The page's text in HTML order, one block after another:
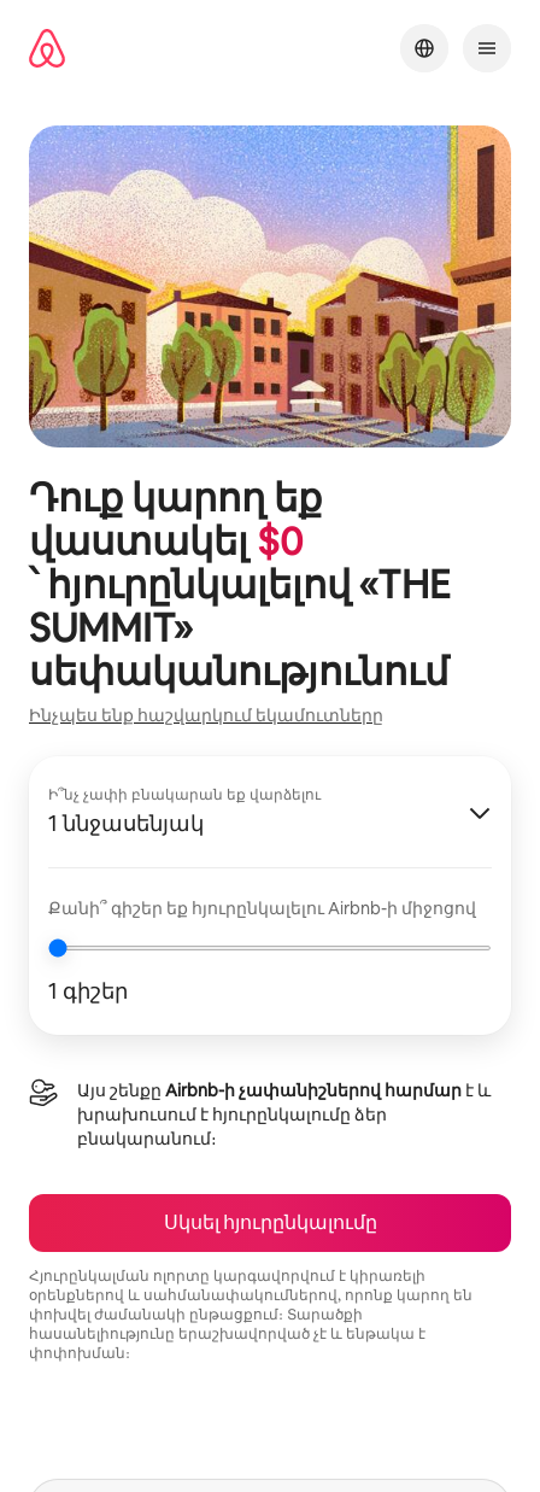
բովանդակությանը
Դուք կարող եք
վաստակել $0
՝ հյուրընկալելով «THE
SUMMIT»
սեփականությունում
Ինչպես ենք հաշվարկում եկամուտները
Ի՞նչ չափի բնակարան եք վարձելու
1 ննջասենյակ
Քանի՞ գիշեր եք հյուրընկալելու Airbnb-ի միջոցով
1 գիշեր
Այս շենքը Airbnb-ի չափանիշներով հարմար է և
խրախուսում է հյուրընկալումը ձեր
բնակարանում։
Սկսել հյուրընկալումը
Հյուրընկալման ոլորտը կարգավորվում է կիրառելի
օրենքներով և սահմանափակումներով, որոնք կարող են
փոխվել ժամանակի ընթացքում։ Տարածքի
հասանելիությունը երաշխավորված չէ և ենթակա է
փոփոխման։